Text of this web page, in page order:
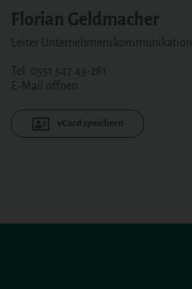
Florian Geldmacher
Leiter Unternehmenskommunikation
Tel. 0551 547 43-281
E-Mail öffnen
vCard speichern